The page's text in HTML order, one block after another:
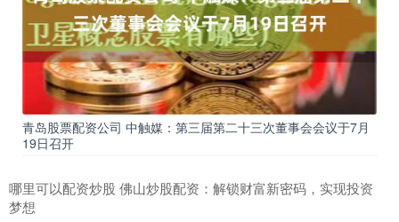
青岛股票配资公司 中触媒：第三届第二十三次董事会会议于7月
19日召开
哪里可以配资炒股 佛山炒股配资：解锁财富新密码，实现投资
梦想